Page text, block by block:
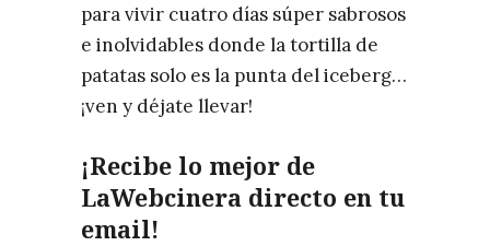
para vivir cuatro días súper sabrosos
e inolvidables donde la tortilla de
patatas solo es la punta del iceberg…
¡ven y déjate llevar!
¡Recibe lo mejor de
LaWebcinera directo en tu
email!